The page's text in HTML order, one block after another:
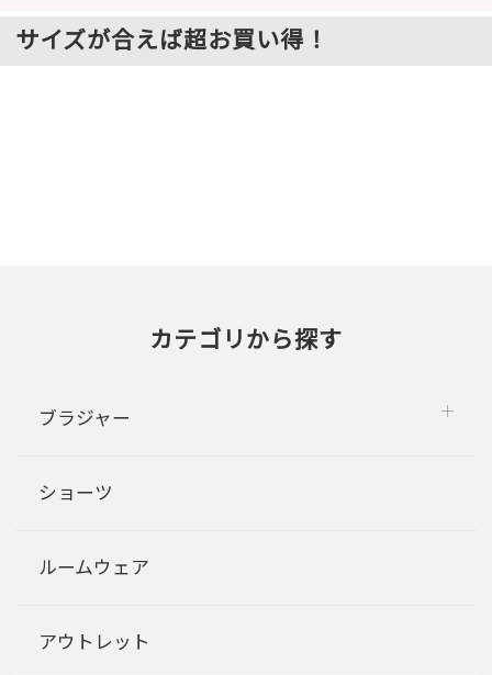
サイズが合えば超お買い得！
カテゴリから探す
ブラジャー
ショーツ
ルームウェア
アウトレット